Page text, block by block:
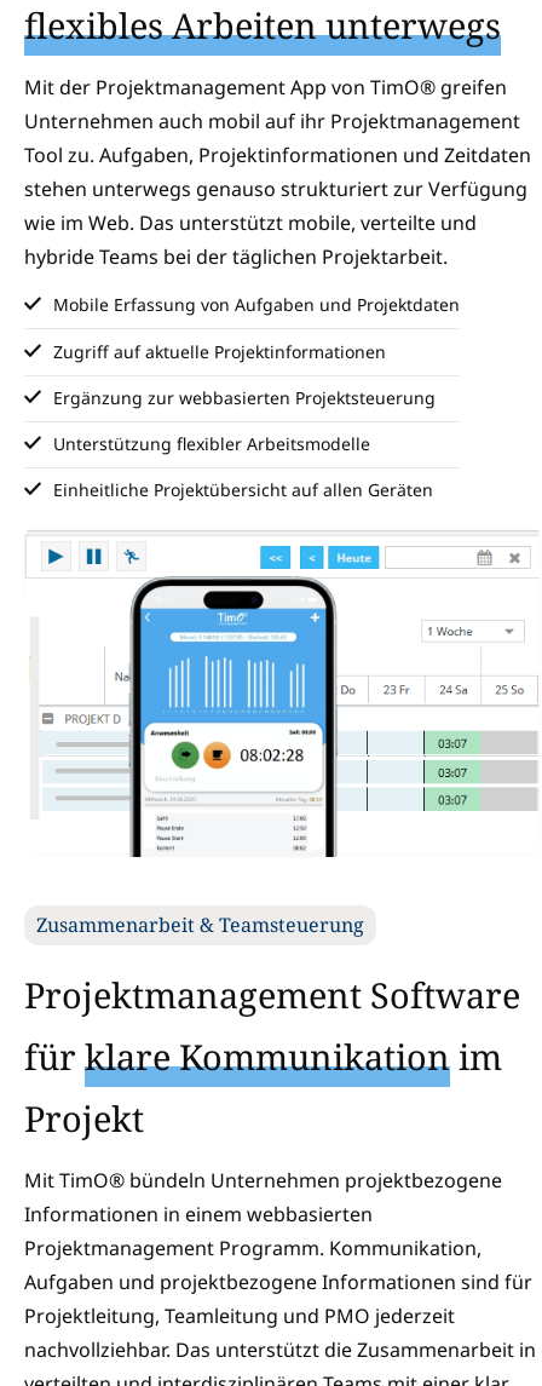
flexibles Arbeiten unterwegs
Mit der Projektmanagement App von TimO® greifen
Unternehmen auch mobil auf ihr Projektmanagement
Tool zu. Aufgaben, Projektinformationen und Zeitdaten
stehen unterwegs genauso strukturiert zur Verfügung
wie im Web. Das unterstützt mobile, verteilte und
hybride Teams bei der täglichen Projektarbeit.
Mobile Erfassung von Aufgaben und Projektdaten
Zugriff auf aktuelle Projektinformationen
Ergänzung zur webbasierten Projektsteuerung
Unterstützung flexibler Arbeitsmodelle
Einheitliche Projektübersicht auf allen Geräten
Zusammenarbeit & Teamsteuerung
Projektmanagement Software
für klare Kommunikation im
Projekt
Mit TimO® bündeln Unternehmen projektbezogene
Informationen in einem webbasierten
Projektmanagement Programm. Kommunikation,
Aufgaben und projektbezogene Informationen sind für
Projektleitung, Teamleitung und PMO jederzeit
nachvollziehbar. Das unterstützt die Zusammenarbeit in